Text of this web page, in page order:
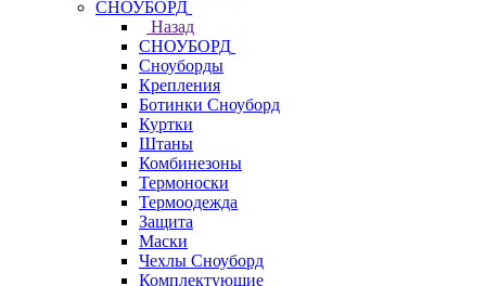
СНОУБОРД
Назад
СНОУБОРД
Сноуборды
Крепления
Ботинки Сноуборд
Куртки
Штаны
Комбинезоны
Термоноски
Термоодежда
Защита
Маски
Чехлы Сноуборд
Комплектующие